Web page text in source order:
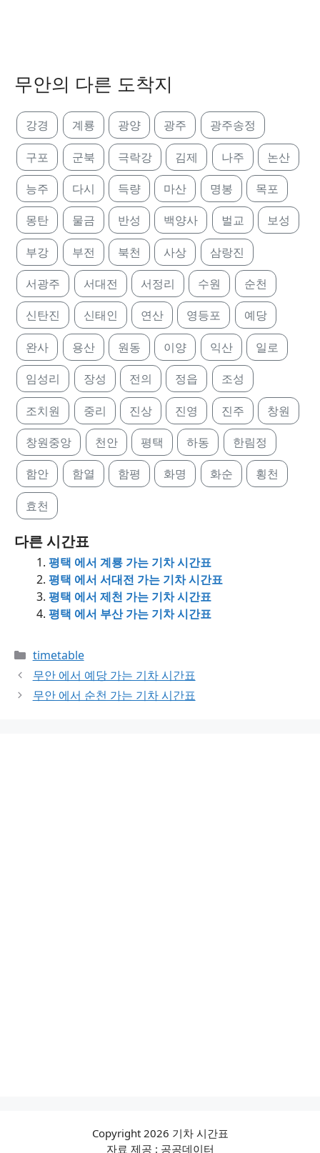
무안의 다른 도착지
강경 계룡 광양 광주 광주송정
구포 군북 극락강 김제 나주 논산
능주 다시 득량 마산 명봉 목포
몽탄 물금 반성 백양사 벌교 보성
부강 부전 북천 사상 삼랑진
서광주 서대전 서정리 수원 순천
신탄진 신태인 연산 영등포 예당
완사 용산 원동 이양 익산 일로
임성리 장성 전의 정읍 조성
조치원 중리 진상 진영 진주 창원
창원중앙 천안 평택 하동 한림정
함안 함열 함평 화명 화순 횡천
효천
다른 시간표
평택 에서 계룡 가는 기차 시간표
평택 에서 서대전 가는 기차 시간표
평택 에서 제천 가는 기차 시간표
평택 에서 부산 가는 기차 시간표
Categories
timetable
무안 에서 예당 가는 기차 시간표
무안 에서 순천 가는 기차 시간표
Copyright 2026 기차 시간표
자료 제공 : 공공데이터